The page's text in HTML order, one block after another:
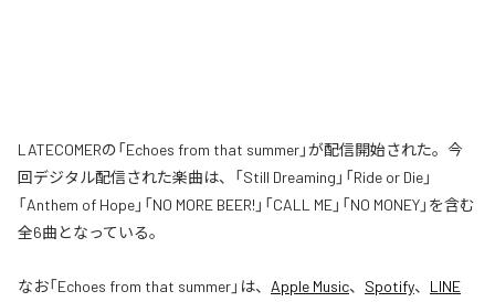
LATECOMERの「Echoes from that summer」が配信開始された。今
回デジタル配信された楽曲は、「Still Dreaming」「Ride or Die」
「Anthem of Hope」「NO MORE BEER!」「CALL ME」「NO MONEY」を含む
全6曲となっている。
なお「Echoes from that summer」は、 Apple Music、 Spotify、 LINE